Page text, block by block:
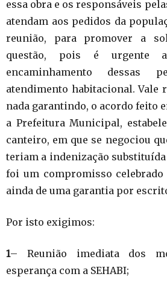
essa obra e os responsáveis
atendam aos pedidos da
reunião, para promover a
questão, pois é urgente
encaminhamento dessas
atendimento habitacional. Vale
nada garantindo, o acordo feito
a Prefeitura Municipal,
canteiro, em que se negociou
teriam a indenização
foi um compromisso celebrado
ainda de uma garantia por
Por isto exigimos:
1– Reunião imediata dos
esperança com a SEHABI;